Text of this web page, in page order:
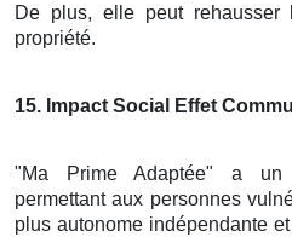
De plus, elle peut
propriété.
15. Impact Social Effet
"Ma Prime Adaptée" a un
permettant aux personnes
plus autonome indépendante